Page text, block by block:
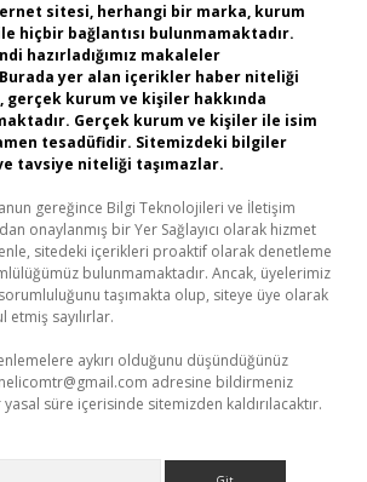
sitesi, herhangi bir marka, kurum
hiçbir bağlantısı bulunmamaktadır.
hazırladığımız makaleler
yer alan içerikler haber niteliği
gerçek kurum ve kişiler hakkında
Gerçek kurum ve kişiler ile isim
tesadüfidir. Sitemizdeki bilgiler
tavsiye niteliği taşımazlar.
gereğince Bilgi Teknolojileri ve İletişim
onaylanmış bir Yer Sağlayıcı olarak hizmet
sitedeki içerikleri proaktif olarak denetleme
bulunmamaktadır. Ancak, üyelerimiz
taşımakta olup, siteye üye olarak
sayılırlar.
aykırı olduğunu düşündüğünüz
adresine bildirmeniz
süre içerisinde sitemizden kaldırılacaktır.